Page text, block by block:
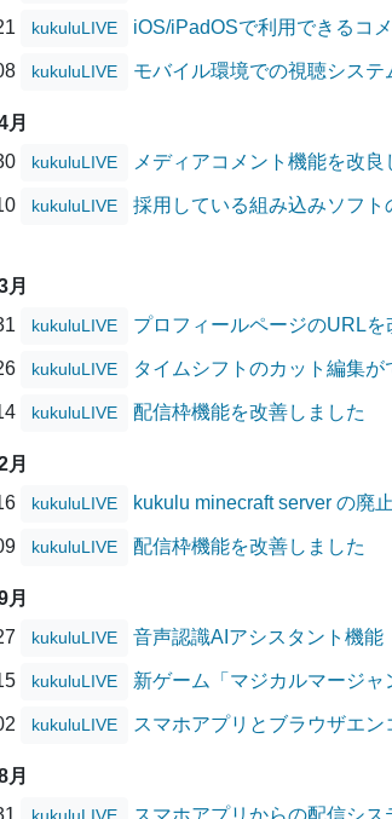
kukuluLIVE iOS/iPadOSで利用できるコ
kukuluLIVE モバイル環境での視聴システ
月
kukuluLIVE メディアコメント機能を改良
kukuluLIVE 採用している組み込みソフ
月
kukuluLIVE プロフィールページのURLを
kukuluLIVE タイムシフトのカット編集
kukuluLIVE 配信枠機能を改善しました
月
kukuluLIVE kukulu minecraft server の廃
kukuluLIVE 配信枠機能を改善しました
月
kukuluLIVE 音声認識AIアシスタント機能
kukuluLIVE 新ゲーム「マジカルマージャ
kukuluLIVE スマホアプリとブラウザエ
月
スマホアプリからの配信シス